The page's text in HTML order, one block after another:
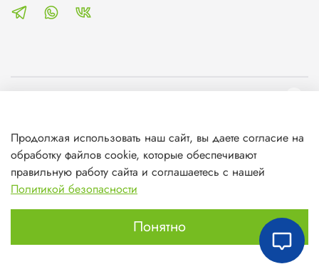
Клиентам
Информация
Профиль
Продолжая использовать наш сайт, вы даете согласие на
обработку файлов cookie, которые обеспечивают
правильную работу сайта и соглашаетесь с нашей
Политикой безопасности
Понятно